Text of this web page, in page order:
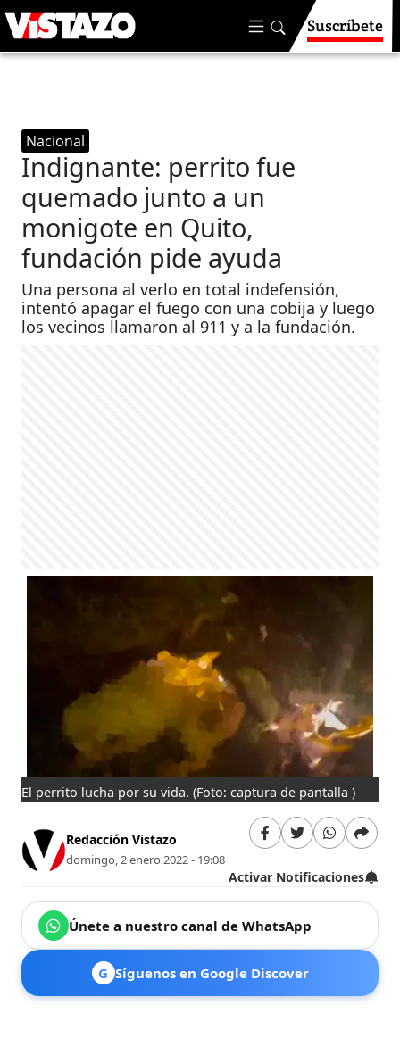
Suscríbete
Nacional
Indignante: perrito fue
quemado junto a un
monigote en Quito,
fundación pide ayuda
Una persona al verlo en total indefensión,
intentó apagar el fuego con una cobija y luego
los vecinos llamaron al 911 y a la fundación.
El perrito lucha por su vida.(Foto: captura de pantalla )
Redacción Vistazo
domingo, 2 enero 2022 - 19:08
Activar Notificaciones
Únete a nuestro canal de WhatsApp
G Síguenos en Google Discover